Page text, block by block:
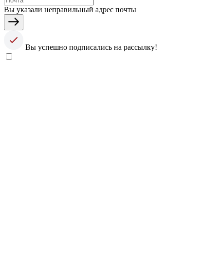
Вы указали неправильный адрес почты
Вы успешно подписались на рассылку!